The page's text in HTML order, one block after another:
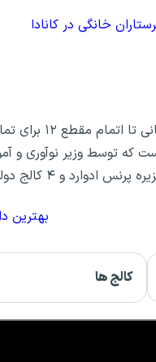
خانگی در کانادا
تحصیل در مراکز
که توسط وزیر نوآوری و
و ۴ کالج دولتی دارد.
بهترین
کالج ها